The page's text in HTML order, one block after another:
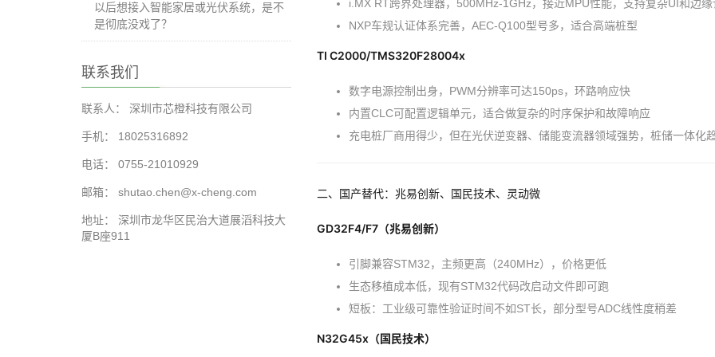
i.MX RT跨界处理器，500MHz-1GHz，接近MPU性能，支持复杂UI和边缘
NXP车规认证体系完善，AEC-Q100型号多，适合高端桩型
TI C2000/TMS320F28004x
数字电源控制出身，PWM分辨率可达150ps，环路响应快
内置CLC可配置逻辑单元，适合做复杂的时序保护和故障响应
充电桩厂商用得少，但在光伏逆变器、储能变流器领域强势，桩储一体化
二、国产替代：兆易创新、国民技术、灵动微
GD32F4/F7（兆易创新）
引脚兼容STM32，主频更高（240MHz），价格更低
生态移植成本低，现有STM32代码改启动文件即可跑
短板：工业级可靠性验证时间不如ST长，部分型号ADC线性度稍差
N32G45x（国民技术）
以后想接入智能家居或光伏系统，是不
是彻底没戏了？
联系我们
联系人： 深圳市芯橙科技有限公司
手机： 18025316892
电话： 0755-21010929
邮箱： shutao.chen@x-cheng.com
地址： 深圳市龙华区民治大道展滔科技大
厦B座911